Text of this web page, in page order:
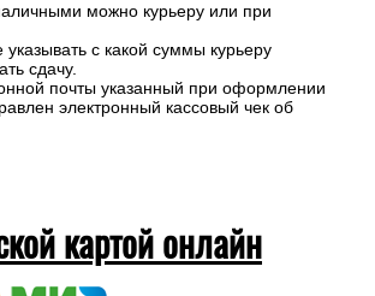
можно курьеру или при
с какой суммы курьеру
сдачу.
почты указанный при оформлении
электронный кассовый чек об
картой онлайн